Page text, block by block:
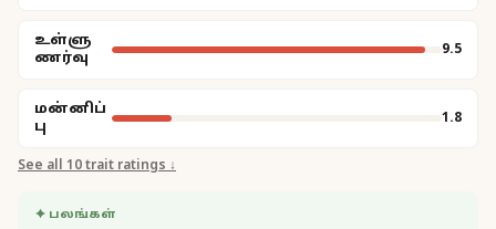
உள்ளு
ணர்வு
9.5
மன்னிப்
பு
1.8
See all 10 trait ratings ↓
✦ பலங்கள்